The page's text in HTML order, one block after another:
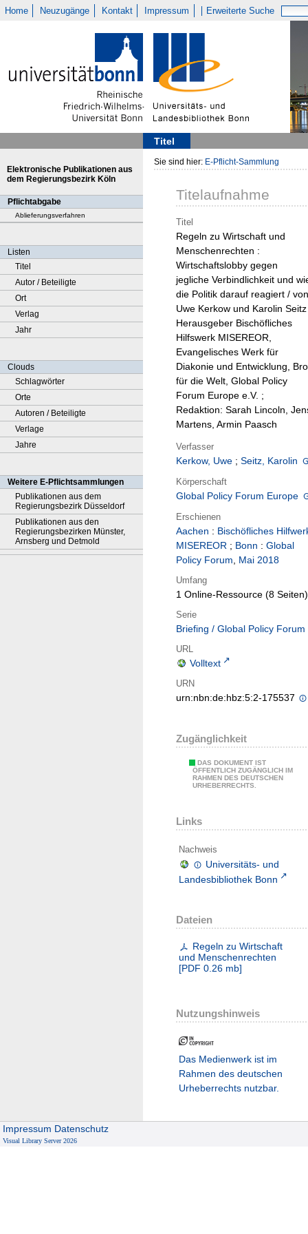
Home Neuzugänge Kontakt Impressum Erweiterte Suche
Titel
Elektronische Publikationen aus
dem Regierungsbezirk Köln
Pflichtabgabe
Ablieferungsverfahren
Listen
Titel
Autor / Beteiligte
Ort
Verlag
Jahr
Clouds
Schlagwörter
Orte
Autoren / Beteiligte
Verlage
Jahre
Weitere E-Pflichtsammlungen
Publikationen aus dem
Regierungsbezirk Düsseldorf
Publikationen aus den
Regierungsbezirken Münster,
Arnsberg und Detmold
Sie sind hier: E-Pflicht-Sammlung
Titelaufnahme
Titel
Regeln zu Wirtschaft und
Menschenrechten :
Wirtschaftslobby gegen
jegliche Verbindlichkeit und
die Politik darauf reagiert / von
Uwe Kerkow und Karolin
Herausgeber Bischöfliches
Hilfswerk MISEREOR,
Evangelisches Werk für
Diakonie und Entwicklung,
für die Welt, Global Policy
Forum Europe e.V. ;
Redaktion: Sarah Lincoln,
Martens, Armin Paasch
Verfasser
Kerkow, Uwe ; Seitz, Karolin
Körperschaft
Global Policy Forum Europe
Erschienen
Aachen : Bischöfliches
MISEREOR ; Bonn : Global
Policy Forum, Mai 2018
Umfang
1 Online-Ressource (8 Seiten)
Serie
Briefing / Global Policy Forum
URL
Volltext
URN
urn:nbn:de:hbz:5:2-175537
Zugänglichkeit
DAS DOKUMENT IST
ÖFFENTLICH ZUGÄNGLICH IM
RAHMEN DES DEUTSCHEN
URHEBERRECHTS.
Links
Nachweis
Universitäts- und
Landesbibliothek Bonn
Dateien
Regeln zu Wirtschaft
und Menschenrechten
[PDF 0.26 mb]
Nutzungshinweis
Das Medienwerk ist im
Rahmen des deutschen
Urheberrechts nutzbar.
Impressum Datenschutz
Visual Library Server 2026